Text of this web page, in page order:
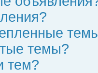
темы?
тем?